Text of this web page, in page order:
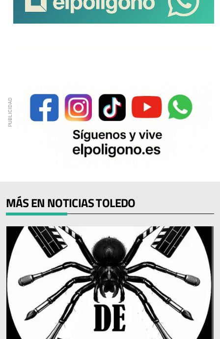
MÁS EN NOTICIAS TOLEDO